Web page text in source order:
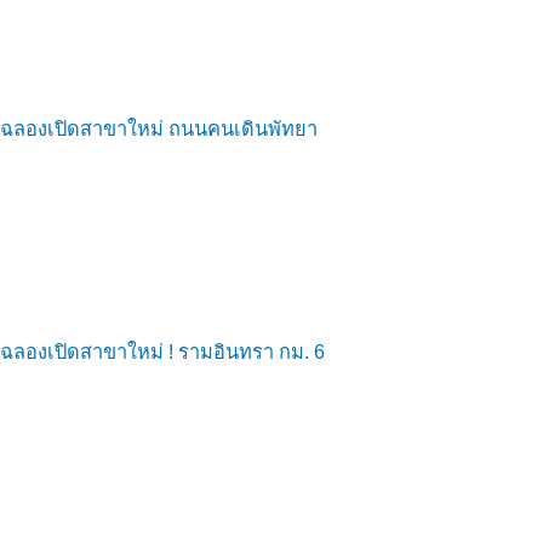
ฉลองเปิดสาขาใหม่ ถนนคนเดินพัทยา
ฉลองเปิดสาขาใหม่ ! รามอินทรา กม. 6